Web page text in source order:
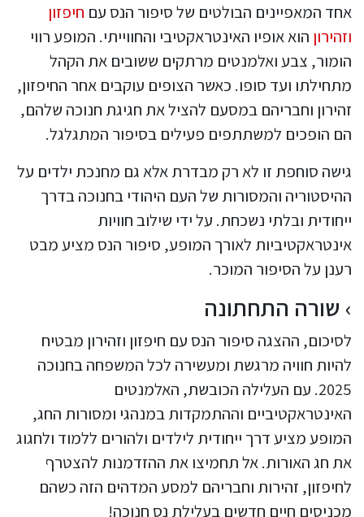
אחד המאפיינים הבולטים של סיפור הנס עם חיפזון
וזהירון הוא אופיו האינטראקטיבי והחווייתי. המופע רווי
הומור, צבע ואלמנטים מרתקים ששובים את הקהל
מתחילתו ועד סופו. כאשר הצופים עוקבים אחר החיפזון,
זהירון וחבריהם במסעם להציל את חגיגת חנוכה שלהם,
הם הופכים למשתתפים פעילים בסיפור המתגלגל.
גישה סוחפת זו לא רק מבדרת אלא גם מחנכת ילדים על
ההיסטוריה והמסורות של העם היהודי בחנוכה בדרך
ייחודית ובלתי נשכחת. על ידי שילוב חוויות
אינטראקטיביות לאורך המופע, סיפור הנס מציע מבט
רענן על הסיפור המוכר.
שורה התחתונה
לסיכום, ההצגה סיפור הנס עם חיפזון וזהירון מבטיח
להיות חוויה מרגשת ומעשירה לכל המשפחה בחנוכה
2025. עם העלילה הכובשת, האלמנטים
האינטראקטיביים וההתמקדות במנהגי ומסורות החג,
המופע מציע דרך ייחודית לילדים ולהורים ללמוד ולחגוג
את חג האורות. אל תחמיצו את ההזדמנות להצטרף
לחיפזון, זהירות וחבריהם למסע המדהים הזה כשהם
מכניסים חיים חדשים בעלילת נס חנוכה!